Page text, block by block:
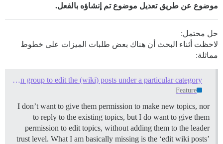
موضوع عن طريق تعديل موضوع تم إنشاؤه بالفعل.
حل محتمل:
لاحظت أثناء البحث أن هناك بعض طلبات الميزات على خطوط
مماثلة:
Edit permission: allow only a certain group to edit the (wiki) posts under a particular category
Feature
I don’t want to give them permission to make new topics, nor
to reply to the existing topics, but I do want to give them
permission to edit topics, without adding them to the leader
trust level. What I am basically missing is the ‘edit wiki posts’